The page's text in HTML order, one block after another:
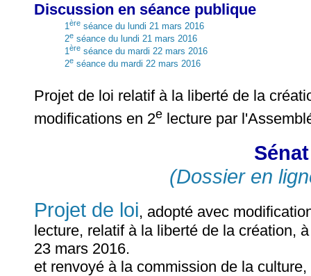
Discussion en séance publique
1ère séance du lundi 21 mars 2016
2e séance du lundi 21 mars 2016
1ère séance du mardi 22 mars 2016
2e séance du mardi 22 mars 2016
Projet de loi relatif à la liberté de la
modifications en 2e lecture par
(Dossier en
Projet de loi, adopté avec
lecture, relatif à la liberté de la création,
23 mars 2016.
et renvoyé à la commission de la